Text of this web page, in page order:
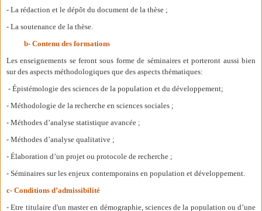
- La rédaction et le dépôt du document de la thèse ;
- La soutenance de la thèse.
b- Contenu des formations
Les enseignements se feront sous forme de séminaires et porteront aussi bien
sur des aspects méthodologiques que des aspects thématiques:
- Épistémologie des sciences de la population et du développement;
- Méthodologie de la recherche en sciences sociales ;
- Méthodes d’analyse statistique avancée ;
- Méthodes d’analyse qualitative ;
- Élaboration d’un projet ou protocole de recherche ;
- Séminaires sur les enjeux contemporains en population et développement.
c- Conditions d’admissibilité
- Etre titulaire d'un master en démographie, sciences de la population ou d’une